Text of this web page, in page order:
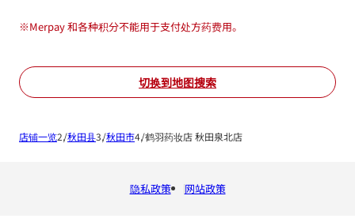
※Merpay 和各种积分不能用于支付处方药费用。
切换到地图搜索
店铺一览 秋田县 秋田市 鹤羽药妆店 秋田泉北店
隐私政策 网站政策